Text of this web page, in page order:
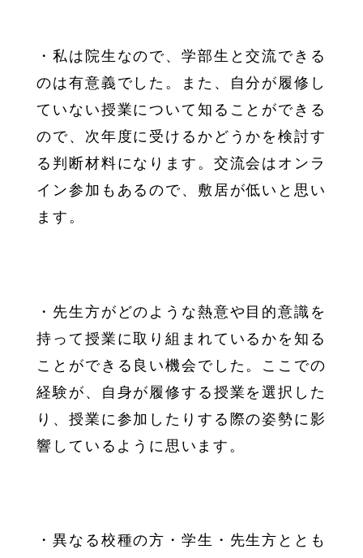
・私は院生なので、学部生と交流できる
のは有意義でした。また、自分が履修し
ていない授業について知ることができる
ので、次年度に受けるかどうかを検討す
る判断材料になります。交流会はオンラ
イン参加もあるので、敷居が低いと思い
ます。
・先生方がどのような熱意や目的意識を
持って授業に取り組まれているかを知る
ことができる良い機会でした。ここでの
経験が、自身が履修する授業を選択した
り、授業に参加したりする際の姿勢に影
響しているように思います。
・異なる校種の方・学生・先生方ととも